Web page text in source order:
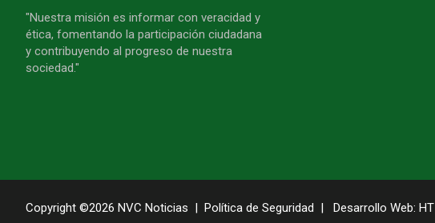
"Nuestra misión es informar con veracidad y
ética, fomentando la participación ciudadana
y contribuyendo al progreso de nuestra
sociedad."
Copyright ©2026 NVC Noticias Política de Seguridad Desarrollo Web: HT